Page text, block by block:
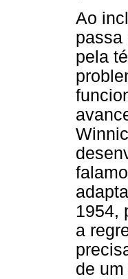
Ao
passa
pela
1954,
a
de